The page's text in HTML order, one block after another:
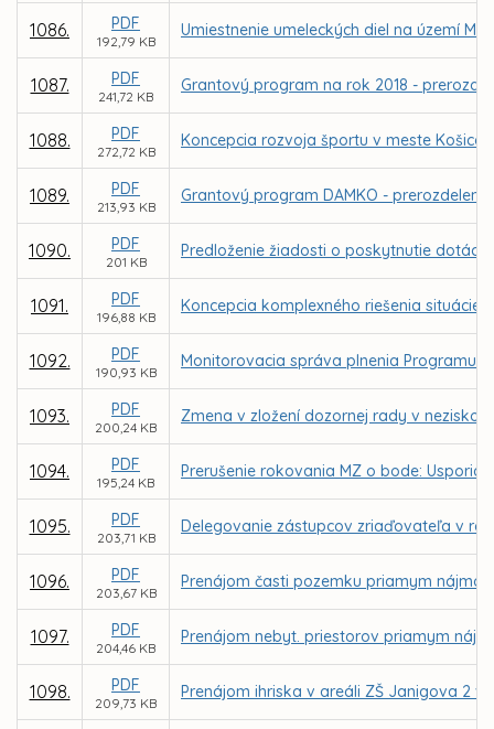
1086. PDF
192,79 KB
Umiestnenie umeleckých diel na území
1087. PDF
241,72 KB
Grantový program na rok 2018 -
1088. PDF
272,72 KB
Koncepcia rozvoja športu v meste Košice
1089. PDF
213,93 KB
Grantový program DAMKO -
1090. PDF
201 KB
Predloženie žiadosti o poskytnutie
1091. PDF
196,88 KB
Koncepcia komplexného riešenia
1092. PDF
190,93 KB
Monitorovacia správa plnenia Programu
1093. PDF
200,24 KB
Zmena v zložení dozornej rady v
1094. PDF
195,24 KB
Prerušenie rokovania MZ o bode:
1095. PDF
203,71 KB
Delegovanie zástupcov zriaďovateľa v
1096. PDF
203,67 KB
Prenájom časti pozemku priamym
1097. PDF
204,46 KB
Prenájom nebyt. priestorov priamym
1098. PDF
209,73 KB
Prenájom ihriska v areáli ZŠ Janigova 2